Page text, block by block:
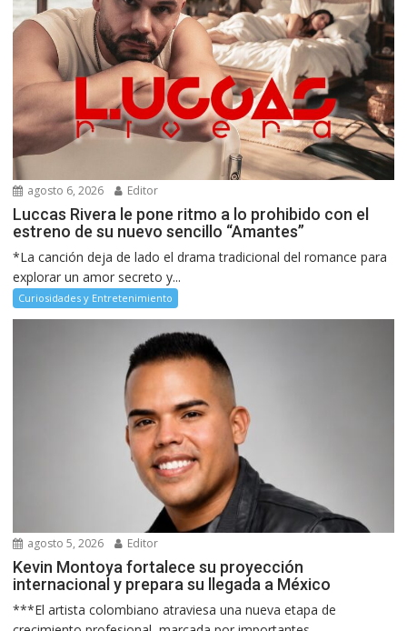
agosto 6, 2026 Editor
Luccas Rivera le pone ritmo a lo prohibido con el
estreno de su nuevo sencillo “Amantes”
*La canción deja de lado el drama tradicional del romance para
explorar un amor secreto y...
Curiosidades y Entretenimiento
agosto 5, 2026 Editor
Kevin Montoya fortalece su proyección
internacional y prepara su llegada a México
***El artista colombiano atraviesa una nueva etapa de